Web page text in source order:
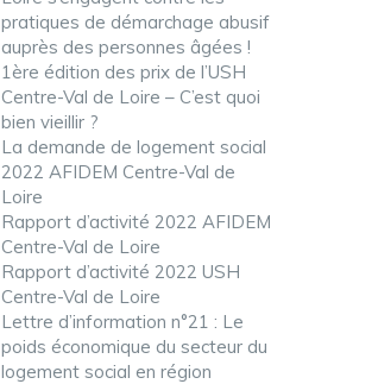
pratiques de démarchage abusif
auprès des personnes âgées !
1ère édition des prix de l’USH
Centre-Val de Loire – C’est quoi
bien vieillir ?
La demande de logement social
2022 AFIDEM Centre-Val de
Loire
Rapport d’activité 2022 AFIDEM
Centre-Val de Loire
Rapport d’activité 2022 USH
Centre-Val de Loire
Lettre d’information n°21 : Le
poids économique du secteur du
logement social en région